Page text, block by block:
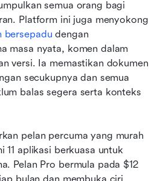
semua orang bagi
bersepadu dengan
masa nyata, komen dalam
versi. Ia memastikan dokumen
secukupnya dan semua
balas segera serta konteks
pelan percuma yang murah
11 aplikasi berkuasa untuk
Pelan Pro bermula pada $12
bulan dan membuka ciri